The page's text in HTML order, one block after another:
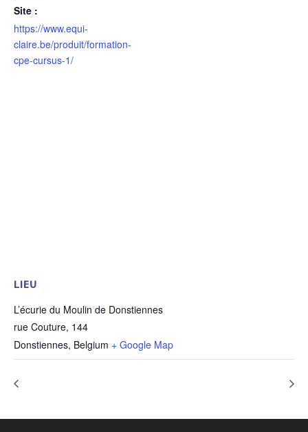
Site :
https://www.equi-
claire.be/produit/formation-
cpe-cursus-1/
LIEU
L’écurie du Moulin de Donstiennes
rue Couture, 144
Donstiennes, Belgium + Google Map